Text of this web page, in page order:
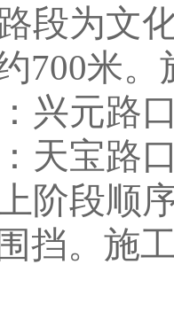
段为文
700米。
兴元路
天宝路
阶段顺
挡。施